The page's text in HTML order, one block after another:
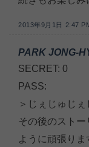
2013年9月1日 2:47
PARK JONG-
SECRET: 0
PASS:
＞じぇじゅじぇ
その後のスト
ように頑張りま